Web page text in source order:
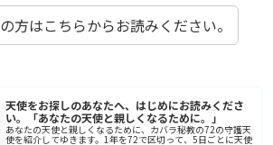
方はこちらからお読みください。
天使をお探しのあなたへ、はじめにお読みくださ
い。「あなたの天使と親しくなるために。」
あなたの天使と親しくなるために、カバラ秘教の72の守護天
使を紹介してゆきます。1年を72で区切って、5日ごとに天使